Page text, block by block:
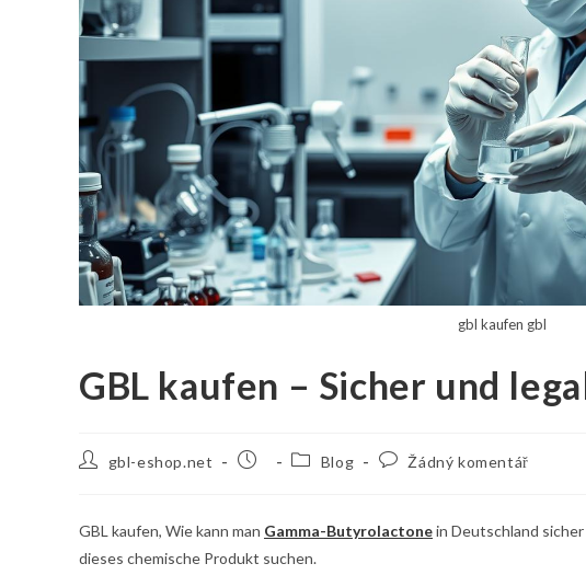
gbl kaufen gbl
GBL kaufen – Sicher und
Autorgbl-eshop.net
PříspěvekRubriky
Blog
Komentáře
Žádný komentář
GBL kaufen, Wie kann man Gamma-Butyrolactonein Deutschland
dieses chemische Produkt suchen.